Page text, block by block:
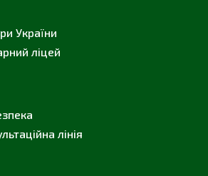
України
ліцей
лінія